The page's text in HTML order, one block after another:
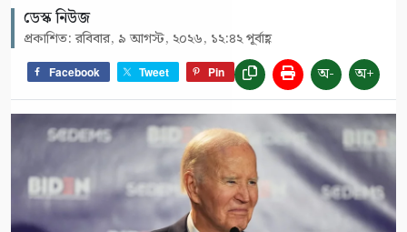
ডেস্ক নিউজ
প্রকাশিত: রবিবার, ৯ আগস্ট, ২০২৬, ১২:৪২ পূর্বাহ্ণ
Facebook Tweet Pin অ- অ+